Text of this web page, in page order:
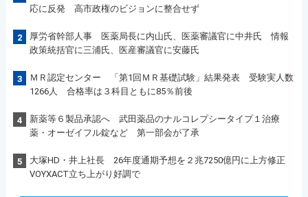
応に反発 高市政権のビジョンに整合せず
2
厚労省幹部人事 医薬局長に内山氏、医薬審議官に中井氏 情報
政策統括官に三浦氏、医産審議官に安藤氏
3
ＭＲ認定センター 「第1回ＭＲ基礎試験」結果発表 受験実人数
1266人 合格率は３科目ともに85％前後
4
新薬等６製品承認へ 武田薬品のナルコレプシータイプ１治療
薬・オーゼイフル錠など 第一部会が了承
5
大塚HD・井上社長 26年度通期予想を２兆7250億円に上方修正
VOYXACT立ち上がり好調で